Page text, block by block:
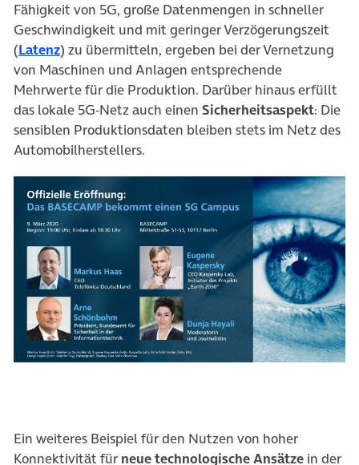
Fähigkeit von 5G, große Datenmengen in schneller
Geschwindigkeit und mit geringer Verzögerungszeit
(Latenz(öffnet in neuem Tab)
) zu übermitteln, ergeben bei der Vernetzung
von Maschinen und Anlagen entsprechende
Mehrwerte für die Produktion. Darüber hinaus erfüllt
das lokale 5G-Netz auch einen Sicherheitsaspekt: Die
sensiblen Produktionsdaten bleiben stets im Netz des
Automobilherstellers.
Ein weiteres Beispiel für den Nutzen von hoher
Konnektivität für neue technologische Ansätze in der